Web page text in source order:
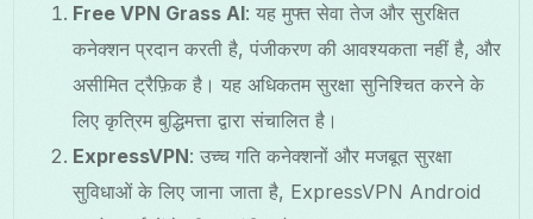
Free VPN Grass AI: यह मुफ्त सेवा तेज और सुरक्षित
कनेक्शन प्रदान करती है, पंजीकरण की आवश्यकता नहीं है, और
असीमित ट्रैफ़िक है। यह अधिकतम सुरक्षा सुनिश्चित करने के
लिए कृत्रिम बुद्धिमत्ता द्वारा संचालित है।
ExpressVPN: उच्च गति कनेक्शनों और मजबूत सुरक्षा
सुविधाओं के लिए जाना जाता है, ExpressVPN Android